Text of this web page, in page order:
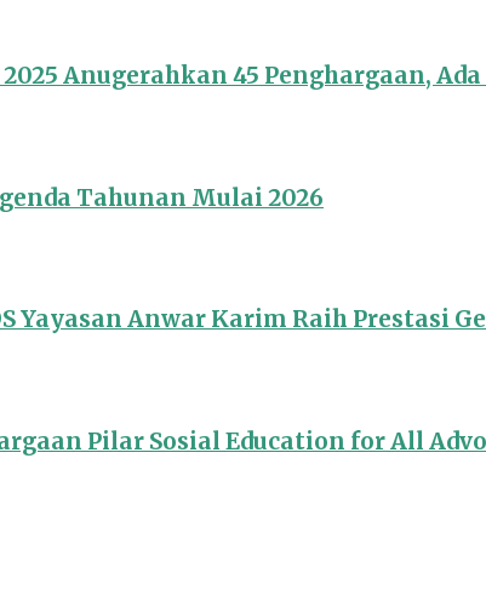
Anugerahkan 45 Penghargaan,
Tahunan Mulai 2026
Yayasan Anwar Karim Raih Prestasi
Pilar Sosial Education for All